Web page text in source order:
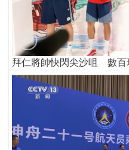
拜仁將帥快閃尖沙咀 數百